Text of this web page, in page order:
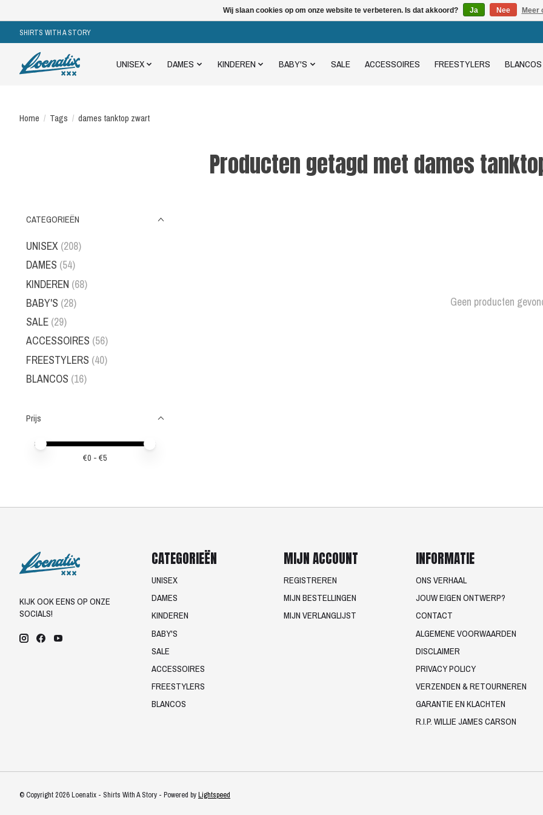
SHIRTS WITH A STORY
UNISEX DAMES KINDEREN BABY'S SALE ACCESSOIRES FREESTYLERS BLANCOS
Home / Tags / dames tanktop zwart
Producten getagd met dames
CATEGORIEËN
UNISEX (208)
DAMES (54)
KINDEREN (68)
BABY'S (28)
SALE (29)
ACCESSOIRES (56)
FREESTYLERS (40)
BLANCOS (16)
Prijs
Minimale prijswaarde
Price maximum value
€0 - €5
Geen producten
KIJK OOK EENS OP ONZE
SOCIALS!
CATEGORIEËN
UNISEX
DAMES
KINDEREN
BABY'S
SALE
ACCESSOIRES
FREESTYLERS
BLANCOS
MIJN ACCOUNT
REGISTREREN
MIJN BESTELLINGEN
MIJN VERLANGLIJST
INFORMATIE
ONS VERHAAL
JOUW EIGEN ONTWERP?
CONTACT
ALGEMENE VOORWAARDEN
DISCLAIMER
PRIVACY POLICY
VERZENDEN & RETOURNEREN
GARANTIE EN KLACHTEN
R.I.P. WILLIE JAMES CARSON
© Copyright 2026 Loenatix - Shirts With A Story - Powered byLightspeed
Wij slaan cookies op om onze website te verbeteren. Is dat akkoord? Ja Nee Meer